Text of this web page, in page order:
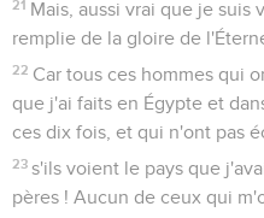
21 Mais, aussi vrai que je suis
remplie de la gloire de
22 Car tous ces hommes qui
que j'ai faits en Égypte et
ces dix fois, et qui n'ont pas
23 s'ils voient le pays que
pères ! Aucun de ceux qui